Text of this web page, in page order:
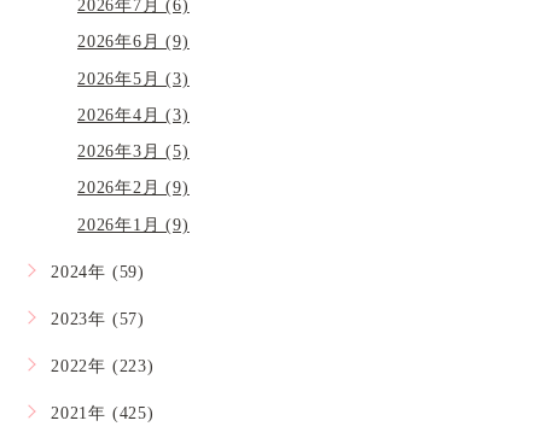
2026年7月 (6)
2026年6月 (9)
2026年5月 (3)
2026年4月 (3)
2026年3月 (5)
2026年2月 (9)
2026年1月 (9)
2024年 (59)
2023年 (57)
2022年 (223)
2021年 (425)